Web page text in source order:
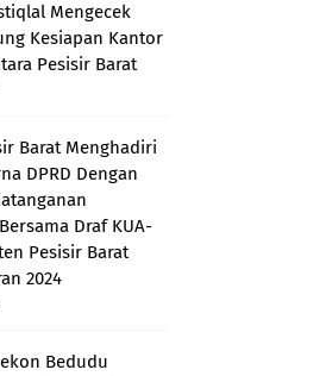
Mengecek
Kesiapan Kantor
Pesisir Barat
Barat Menghadiri
DPRD Dengan
Draf KUA-
Pesisir Barat
2024
Bedudu